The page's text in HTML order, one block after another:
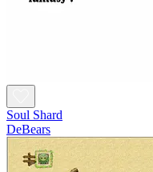
Soul Shard
DeBears